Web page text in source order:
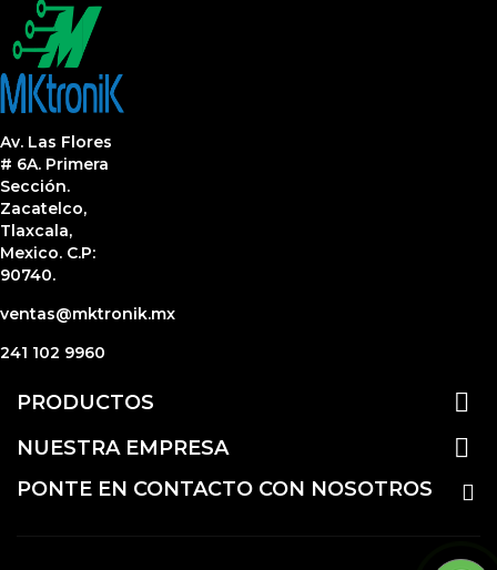
Av. Las Flores
# 6A. Primera
Sección.
Zacatelco,
Tlaxcala,
Mexico. C.P:
90740.
ventas@mktronik.mx
241 102 9960
PRODUCTOS 
NUESTRA EMPRESA 
PONTE EN CONTACTO CON NOSOTROS